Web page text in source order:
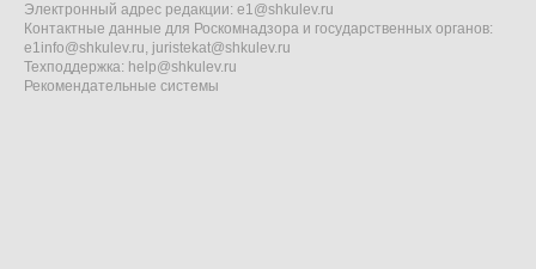
Электронный адрес редакции: e1@shkulev.ru
Контактные данные для Роскомнадзора и государственных органов:
e1info@shkulev.ru, juristekat@shkulev.ru
Техподдержка: help@shkulev.ru
Рекомендательные системы